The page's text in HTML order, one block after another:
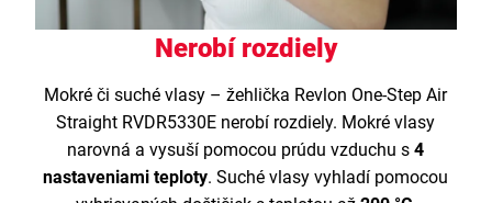
Nerobí rozdiely
Mokré či suché vlasy – žehlička Revlon One-Step Air
Straight RVDR5330E nerobí rozdiely. Mokré vlasy
narovná a vysuší pomocou prúdu vzduchu s4
nastaveniami teploty. Suché vlasy vyhladí pomocou